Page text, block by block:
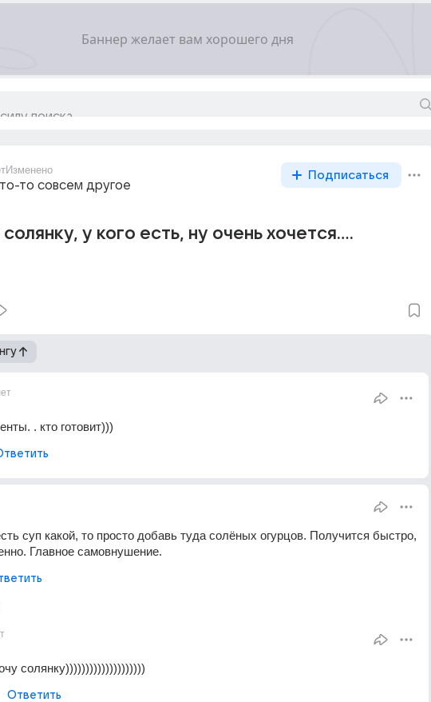
Изменено
то совсем другое
Подписаться
у кого есть, ну очень хочется....
. кто готовит)))
суп какой, то просто добавь туда солёных огурцов. Получится быстро,
Главное самовнушение.
солянку))))))))))))))))))))
Ответить